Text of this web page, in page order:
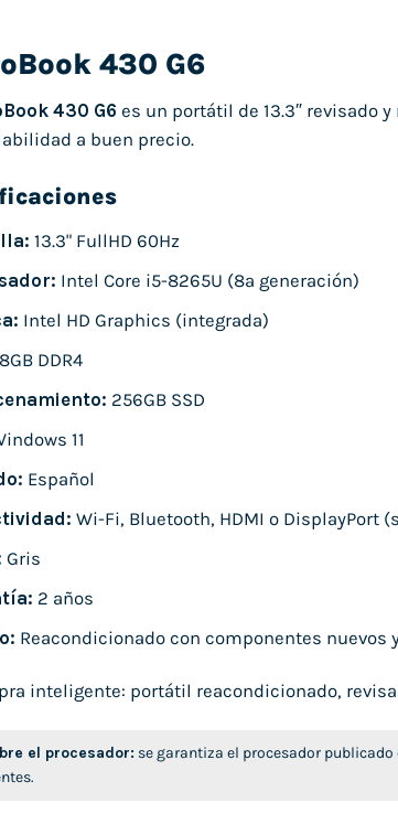
430 G6
430 G6 es un portátil de 13.3″ revisado
a buen precio.
13.3" FullHD 60Hz
Intel Core i5-8265U (8ª generación)
Intel HD Graphics (integrada)
8GB DDR4
256GB SSD
11
Español
Wi-Fi, Bluetooth, HDMI o DisplayPort
Gris
2 años
Reacondicionado con componentes nuevos
inteligente: portátil reacondicionado,
el procesador: se garantiza el procesador publicado